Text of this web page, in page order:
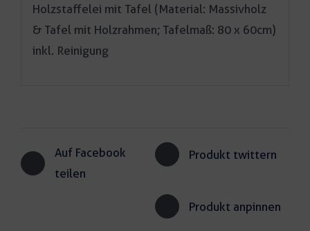
Holzstaffelei mit Tafel (Material: Massivholz
& Tafel mit Holzrahmen; Tafelmaß: 80 x 60cm)
inkl. Reinigung
Auf Facebook
teilen
Produkt twittern
Produkt anpinnen